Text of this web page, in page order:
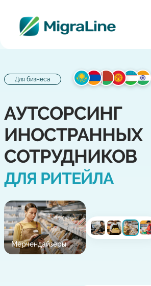
Для бизнеса
АУТСОРСИНГ
ИНОСТРАННЫХ
СОТРУДНИКОВ
ДЛЯ РИТЕЙЛА
Мерчендайзеры